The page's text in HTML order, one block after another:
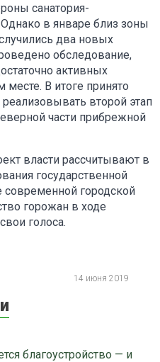
санатория-
в январе близ зоны
два новых
обследование,
активных
В итоге принято
второй этап
части прибрежной
власти рассчитывают в
государственной
городской
горожан в ходе
голоса.
14 июня 2019
благоустройство — и